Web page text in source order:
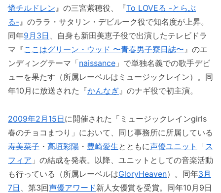
憐チルドレン』の三宮紫穂役、『To LOVEる -とらぶ
る-』のララ・サタリン・デビルーク役で知名度が上昇。
同年9月3日 、自身も新田美恵子役で出演したテレビドラ
マ『ここはグリーン・ウッド 〜青春男子寮日誌〜』のエ
ンディングテーマ「naissance 」で単独名義での歌手デビ
ューを果たす（所属レーベルはミュージックレイン）。同
年10月に放送された『かんなぎ』のナギ役で初主演。
2009年2月15日に開催された「ミュージックレインgirls
春のチョコまつり」において、同じ事務所に所属している
寿美菜子 ・ 高垣彩陽 ・ 豊崎愛生とともに声優ユニット 「ス
フィア 」の結成を発表。以降、ユニットとしての音楽活動
も行っている（所属レーベルはGloryHeaven）。同年3月
7日 、第3回声優アワード新人女優賞を受賞。同年10月9日